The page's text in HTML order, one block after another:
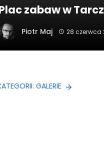
zabaw w
Piotr Maj 28 czerwca
GALERIE